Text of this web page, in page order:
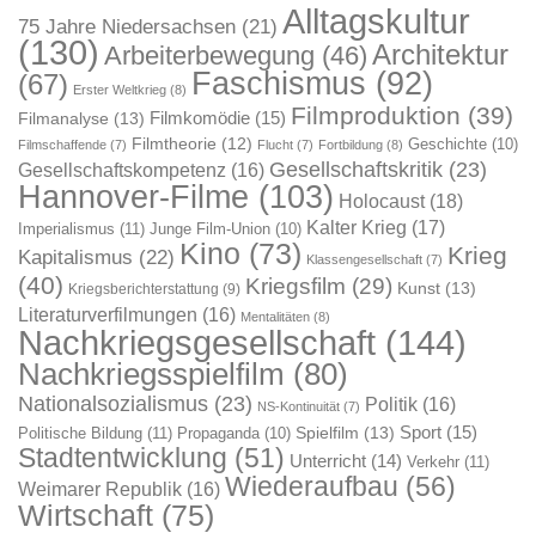
75 Jahre Niedersachsen (21) Alltagskultur
(130) Arbeiterbewegung (46) Architektur
(67) Erster Weltkrieg (8) Faschismus (92)
Filmanalyse (13) Filmkomödie (15) Filmproduktion (39)
Filmschaffende (7) Filmtheorie (12) Flucht (7) Fortbildung (8) Geschichte (10)
Gesellschaftskompetenz (16) Gesellschaftskritik (23)
Hannover-Filme (103) Holocaust(18)
Imperialismus (11) Junge Film-Union (10) Kalter Krieg (17)
Kapitalismus (22) Kino (73) Klassengesellschaft (7) Krieg
(40) Kriegsberichterstattung (9) Kriegsfilm (29) Kunst (13)
Literaturverfilmungen (16) Mentalitäten (8)
Nachkriegsgesellschaft (144)
Nachkriegsspielfilm (80)
Nationalsozialismus (23) NS-Kontinuität (7) Politik (16)
Politische Bildung (11) Propaganda (10) Spielfilm (13) Sport (15)
Stadtentwicklung (51) Unterricht (14) Verkehr (11)
Weimarer Republik (16) Wiederaufbau (56)
Wirtschaft (75)